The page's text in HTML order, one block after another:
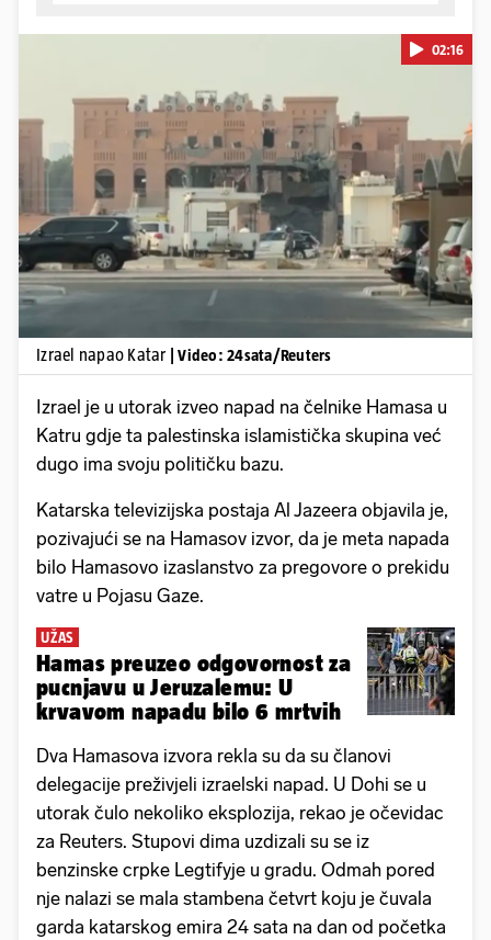
Pokretanje videa...
02:16
Izrael napao Katar | Video: 24sata/Reuters
Izrael je u utorak izveo napad na čelnike Hamasa u
Katru gdje ta palestinska islamistička skupina već
dugo ima svoju političku bazu.
Katarska televizijska postaja Al Jazeera objavila je,
pozivajući se na Hamasov izvor, da je meta napada
bilo Hamasovo izaslanstvo za pregovore o prekidu
vatre u Pojasu Gaze.
UŽAS
Hamas preuzeo odgovornost za
pucnjavu u Jeruzalemu: U
krvavom napadu bilo 6 mrtvih
Dva Hamasova izvora rekla su da su članovi
delegacije preživjeli izraelski napad. U Dohi se u
utorak čulo nekoliko eksplozija, rekao je očevidac
za Reuters. Stupovi dima uzdizali su se iz
benzinske crpke Legtifyje u gradu. Odmah pored
nje nalazi se mala stambena četvrt koju je čuvala
garda katarskog emira 24 sata na dan od početka